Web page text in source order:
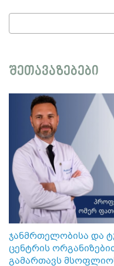
შეთავაზებები
ჯანმრთელობისა და
ცენტრის
გამართავს